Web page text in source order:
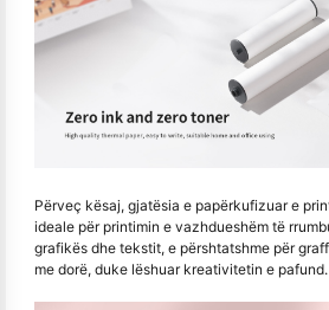
Përveç kësaj, gjatësia e papërkufizuar e
ideale për printimin e vazhdueshëm të
grafikës dhe tekstit, e përshtatshme për
me dorë, duke lëshuar kreativitetin e pafund.